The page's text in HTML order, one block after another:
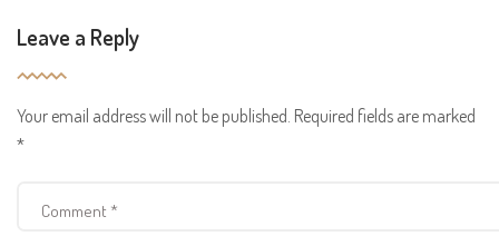
Leave a Reply
Your email address will not be published. Required fields are marked
*